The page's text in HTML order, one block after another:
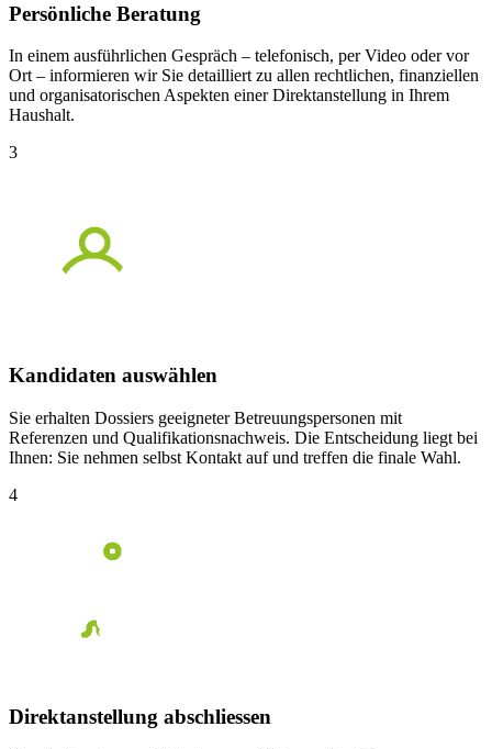
Persönliche Beratung
In einem ausführlichen Gespräch – telefonisch, per Video oder vor
Ort – informieren wir Sie detailliert zu allen rechtlichen, finanziellen
und organisatorischen Aspekten einer Direktanstellung in Ihrem
Haushalt.
3
Kandidaten auswählen
Sie erhalten Dossiers geeigneter Betreuungspersonen mit
Referenzen und Qualifikationsnachweis. Die Entscheidung liegt bei
Ihnen: Sie nehmen selbst Kontakt auf und treffen die finale Wahl.
4
Direktanstellung abschliessen